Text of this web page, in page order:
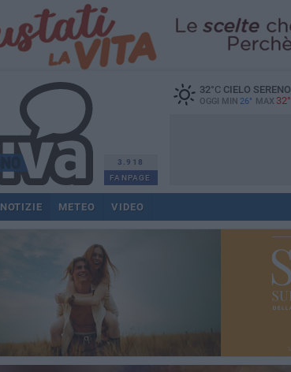
3.918
FANPAGE
32°CCIELO SERENO
OGGI MIN 26° MAX 32°
NOTIZIE METEO VIDEO